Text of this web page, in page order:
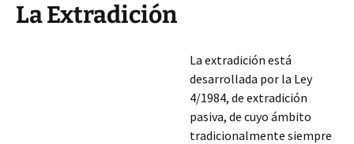
La Extradición
La extradición está
desarrollada por la Ley
4/1984, de extradición
pasiva, de cuyo ámbito
tradicionalmente siempre